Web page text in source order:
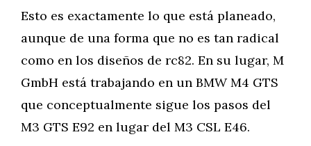
Esto es exactamente lo que está planeado,
aunque de una forma que no es tan radical
como en los diseños de rc82. En su lugar, M
GmbH está trabajando en un BMW M4 GTS
que conceptualmente sigue los pasos del
M3 GTS E92 en lugar del M3 CSL E46.